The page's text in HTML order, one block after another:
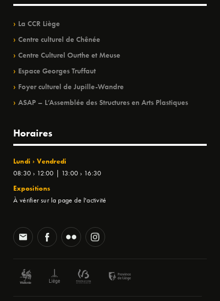
La CCR Liège
Centre culturel de Chênée
Centre Culturel Ourthe et Meuse
Espace Georges Truffaut
Foyer culturel de Jupille-Wandre
ASAP – L’Assemblée des Structures en Arts Plastiques
Horaires
Lundi › Vendredi
08:30 › 12:00 | 13:00 › 16:30
Expositions
À vérifier sur la page de l'activité